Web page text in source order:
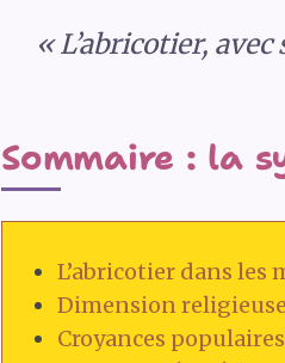
« L’abricotier,
Sommaire : la
L’abricotier dans les
Dimension
Croyances